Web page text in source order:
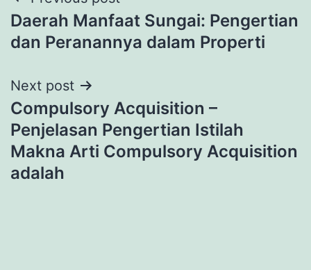
navigation
Daerah Manfaat Sungai: Pengertian
dan Peranannya dalam Properti
Next post
Compulsory Acquisition –
Penjelasan Pengertian Istilah
Makna Arti Compulsory Acquisition
adalah